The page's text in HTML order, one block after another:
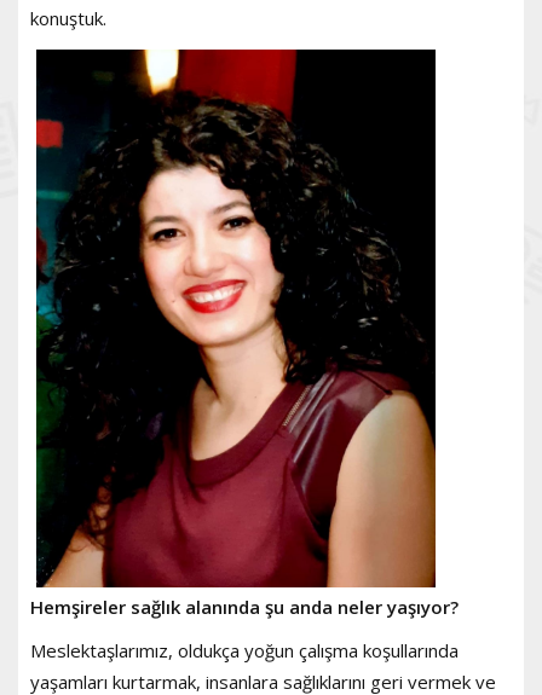
konuştuk.
Hemşireler sağlık alanında şu anda neler yaşıyor?
Meslektaşlarımız, oldukça yoğun çalışma koşullarında
yaşamları kurtarmak, insanlara sağlıklarını geri vermek ve